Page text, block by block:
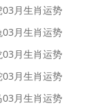
月生肖运势
月生肖运势
月生肖运势
月生肖运势
月生肖运势